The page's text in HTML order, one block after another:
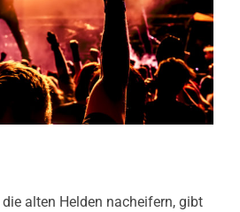
die alten Helden nacheifern, gibt